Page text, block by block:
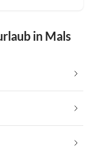
in Mals